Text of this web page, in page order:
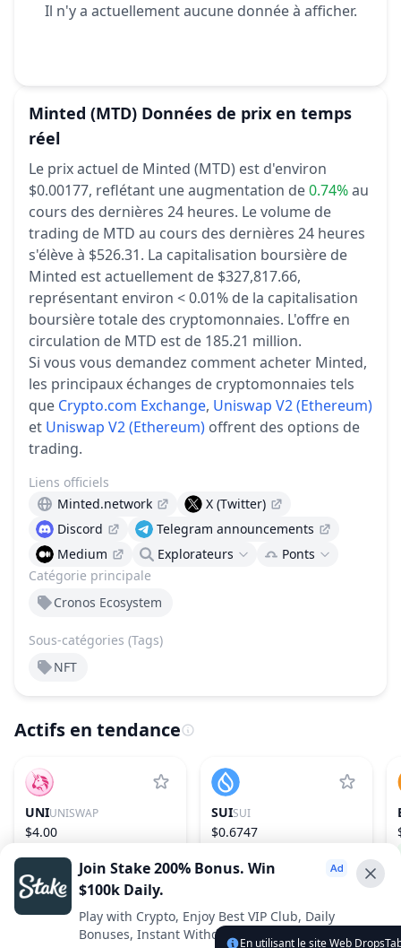
Il n'y a actuellement aucune donnée à afficher.
Minted (MTD) Données de prix en temps
réel
Le prix actuel de Minted (MTD) est d'environ
$0.00177, reflétant une augmentation de0.74%au
cours des dernières 24 heures. Le volume de
trading de MTD au cours des dernières 24 heures
s'élève à $526.31. La capitalisation boursière de
Minted est actuellement de $327,817.66,
représentant environ < 0.01% de la capitalisation
boursière totale des cryptomonnaies. L'offre en
circulation de MTD est de 185.21 million.
Si vous vous demandez comment acheter Minted,
les principaux échanges de cryptomonnaies tels
que Crypto.com Exchange, Uniswap V2 (Ethereum)
et Uniswap V2 (Ethereum) offrent des options de
trading.
Catégorie principale
Cronos Ecosystem
Sous-catégories (Tags)
NFT
Liens officiels
Minted.network
X (Twitter)
Discord
Telegram announcements
Medium
Explorateurs Ponts
Actifs en tendance
UNIUNISWAP
$4.00
SUISUI
$0.6747
Advertise With Us ⭐️
Interested in advertising? Reach us outEn utilisant le site Web
Join Stake 200% Bonus. Win
$100k Daily.
Play with Crypto, Enjoy Best VIP Club, Daily
Bonuses, Instant Withdrawals.